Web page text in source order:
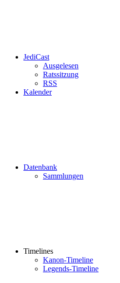
JediCast
Ausgelesen
Ratssitzung
RSS
Kalender
Datenbank
Sammlungen
Timelines
Kanon-Timeline
Legends-Timeline